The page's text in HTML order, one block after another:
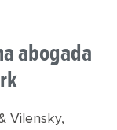
abogada
Vilensky,